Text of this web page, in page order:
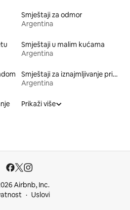
Smještaji za odmor
Argentina
Smještaji u malim kućama
Argentina
Smještaji za iznajmljivanje prikladni za kućne ljubimce
Argentina
Prikaži više
Airbnb, Inc.
Uslovi